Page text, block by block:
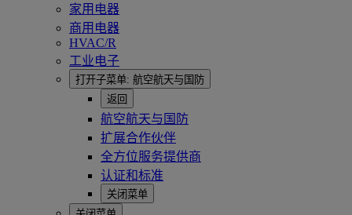
家用电器
商用电器
HVAC/R
工业电子
打开子菜单: 航空航天与国防
返回
航空航天与国防
扩展合作伙伴
全方位服务提供商
认证和标准
关闭菜单